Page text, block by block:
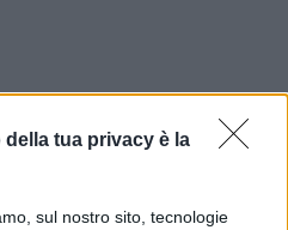
della tua privacy è la
sul nostro sito, tecnologie